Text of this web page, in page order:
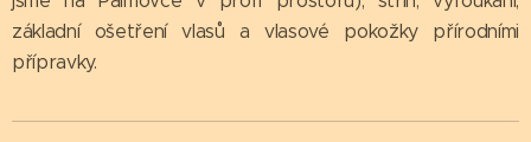
základní ošetření vlasů a vlasové pokožky přírodními
přípravky.